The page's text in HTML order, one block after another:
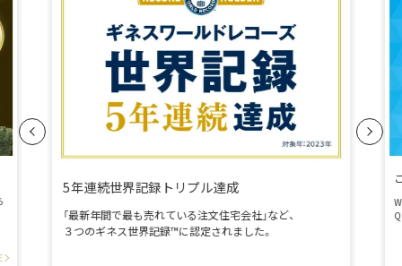
5年連続世界記録トリプル達成
「最新年間で最も売れている注文住宅会社」など、
３つのギネス世界記録™に認定されました。